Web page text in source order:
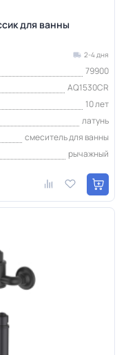
для ванны
2-4 дня
79900
AQ1530CR
10 лет
латунь
смеситель для ванны
рычажный